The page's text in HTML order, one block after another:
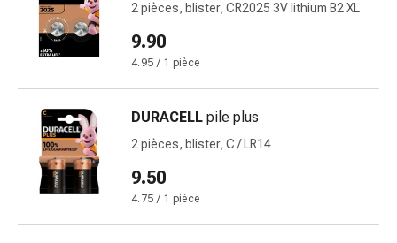
plaies
adhésifs
Pommade
Tampons
médicaux
Oreilles
2 pièces, blister, CR2025 3V lithium B2 XL
9.90
4.95 / 1 pièce
DURACELL pile plus
2 pièces, blister, C / LR14
9.50
4.75 / 1 pièce